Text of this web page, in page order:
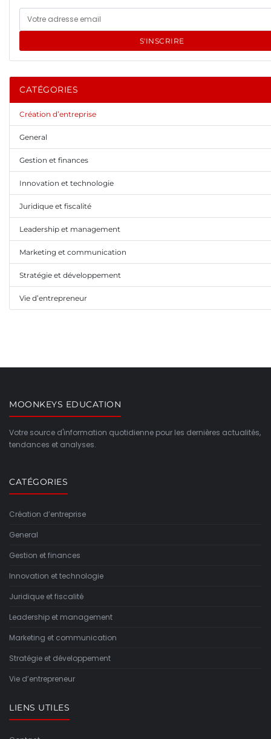
S'INSCRIRE
CATÉGORIES
Création d’entreprise
General
Gestion et finances
Innovation et technologie
Juridique et fiscalité
Leadership et management
Marketing et communication
Stratégie et développement
Vie d’entrepreneur
MOONKEYS EDUCATION
Votre source d'information quotidienne pour les dernières actualités,
tendances et analyses.
CATÉGORIES
Création d’entreprise
General
Gestion et finances
Innovation et technologie
Juridique et fiscalité
Leadership et management
Marketing et communication
Stratégie et développement
Vie d’entrepreneur
LIENS UTILES